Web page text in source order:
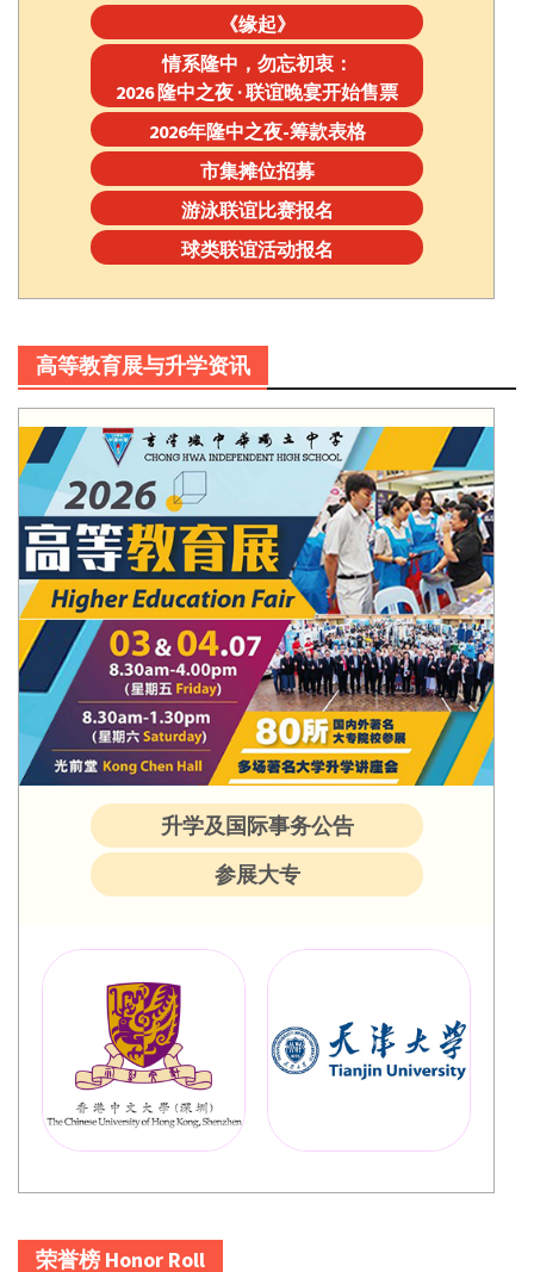
《缘起》
情系隆中，勿忘初衷：
2026 隆中之夜 · 联谊晚宴开始售票
2026年隆中之夜-筹款表格
市集摊位招募
游泳联谊比赛报名
球类联谊活动报名
高等教育展与升学资讯
升学及国际事务公告
参展大专
荣誉榜 Honor Roll